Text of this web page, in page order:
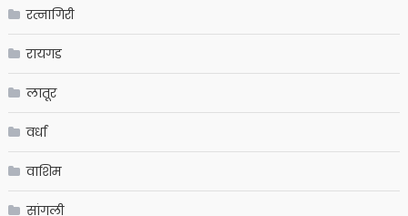
रत्नागिरी
रायगड
लातूर
वर्धा
वाशिम
सांगली